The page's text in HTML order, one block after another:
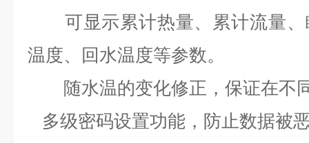
可显示累计热量、累计流量、
温度、回水温度等参数。
随水温的变化修正，保证在不
多级密码设置功能，防止数据被